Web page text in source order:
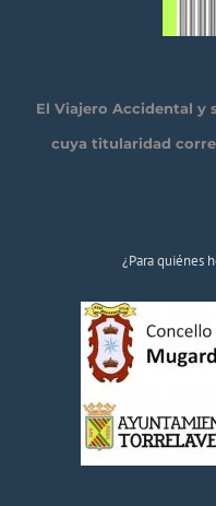
El Viajero Accidental y
cuya titularidad
¿Para quiénes